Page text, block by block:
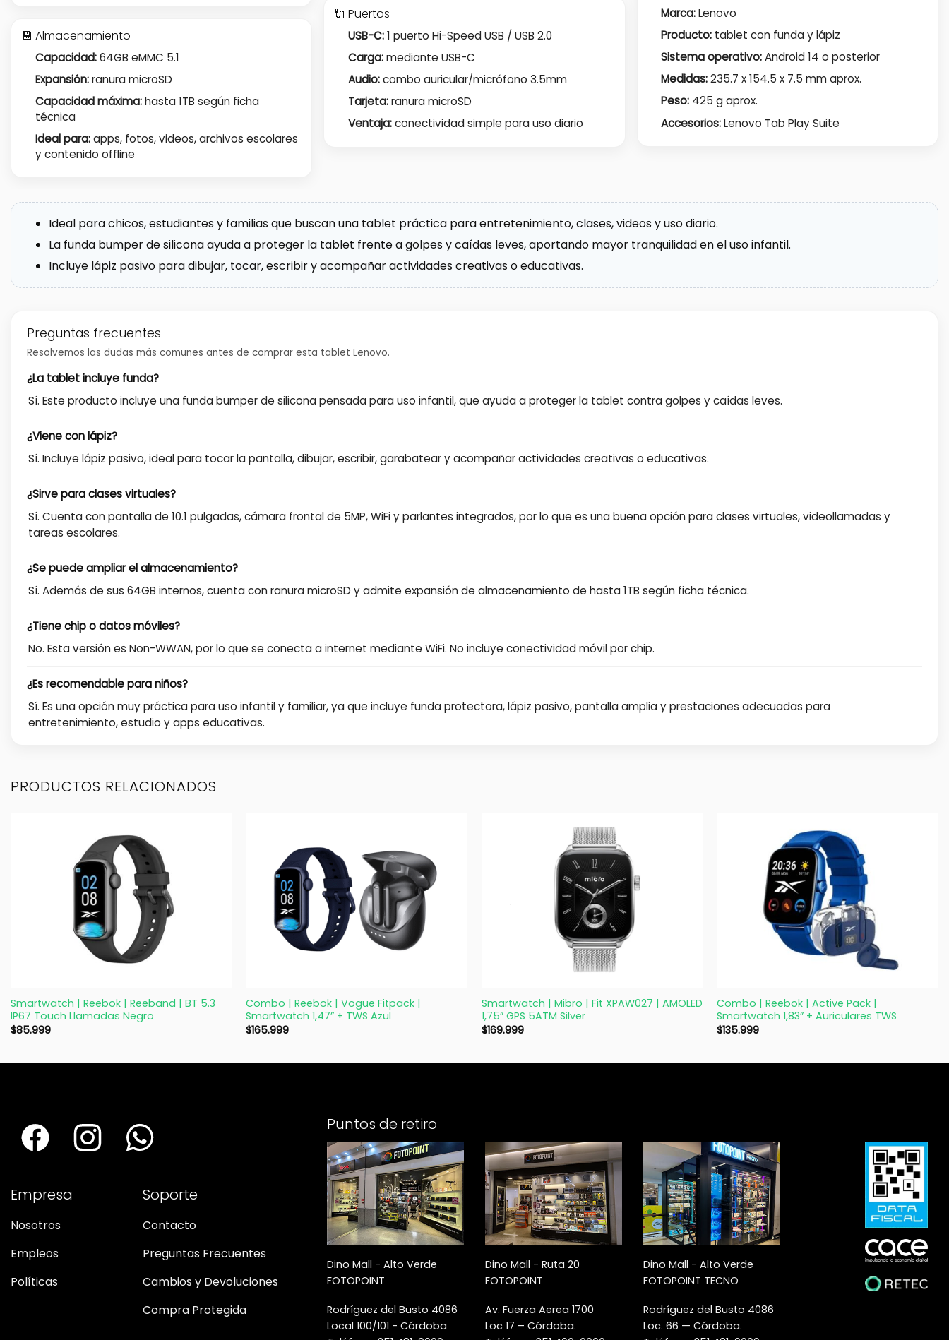
💾 Almacenamiento
Capacidad:64GB eMMC 5.1
Expansión:ranura microSD
Capacidad máxima:hasta 1TB según ficha
técnica
Ideal para:apps, fotos, videos, archivos escolares
y contenido offline
🔌 Puertos
USB-C:1 puerto Hi-Speed USB / USB 2.0
Carga:mediante USB-C
Audio:combo auricular/micrófono 3.5mm
Tarjeta:ranura microSD
Ventaja:conectividad simple para uso diario
Marca:Lenovo
Producto: tablet con funda y lápiz
Sistema operativo:Android 14 o posterior
Medidas:235.7 x 154.5 x 7.5 mm aprox.
Peso: 425 g aprox.
Accesorios:Lenovo Tab Play Suite
Ideal para chicos, estudiantes y familias que buscan una tablet práctica para entretenimiento, clases, videos y uso diario.
La funda bumper de silicona ayuda a proteger la tablet frente a golpes y caídas leves, aportando mayor tranquilidad en el uso infantil.
Incluye lápiz pasivo para dibujar, tocar, escribir y acompañar actividades creativas o educativas.
Preguntas frecuentes
Resolvemos las dudas más comunes antes de comprar esta tablet Lenovo.
¿La tablet incluye funda?
Sí. Este producto incluye una funda bumper de silicona pensada para uso infantil, que ayuda a proteger la tablet contra golpes y caídas leves.
¿Viene con lápiz?
Sí. Incluye lápiz pasivo, ideal para tocar la pantalla, dibujar, escribir, garabatear y acompañar actividades creativas o educativas.
¿Sirve para clases virtuales?
Sí. Cuenta con pantalla de 10.1 pulgadas, cámara frontal de 5MP, WiFi y parlantes integrados, por lo que es una buena opción para clases virtuales, videollamadas y
tareas escolares.
¿Se puede ampliar el almacenamiento?
Sí. Además de sus 64GB internos, cuenta con ranura microSD y admite expansión de almacenamiento de hasta 1TB según ficha técnica.
¿Tiene chip o datos móviles?
No. Esta versión es Non-WWAN, por lo que se conecta a internet mediante WiFi. No incluye conectividad móvil por chip.
¿Es recomendable para niños?
Sí. Es una opción muy práctica para uso infantil y familiar, ya que incluye funda protectora, lápiz pasivo, pantalla amplia y prestaciones adecuadas para
entretenimiento, estudio y apps educativas.
PRODUCTOS RELACIONADOS
Smartwatch | Reebok | Reeband | BT 5.3
IP67 Touch Llamadas Negro
$85.999
Combo | Reebok | Vogue Fitpack |
Smartwatch 1,47” + TWS Azul
$165.999
Smartwatch | Mibro | Fit XPAW027 | AMOLED
1,75” GPS 5ATM Silver
$169.999
Combo | Reebok | Active Pack |
Smartwatch 1,83” + Auriculares TWS
$135.999
Empresa
Nosotros
Empleos
Políticas
Soporte
Contacto
Preguntas Frecuentes
Cambios y Devoluciones
Compra Protegida
Puntos de retiro
Dino Mall - Alto Verde
FOTOPOINT
Rodríguez del Busto 4086
Local 100/101 - Córdoba
Dino Mall - Ruta 20
FOTOPOINT
Av. Fuerza Aerea 1700
Loc 17 – Córdoba.
Dino Mall - Alto Verde
FOTOPOINT TECNO
Rodríguez del Busto 4086
Loc. 66 — Córdoba.